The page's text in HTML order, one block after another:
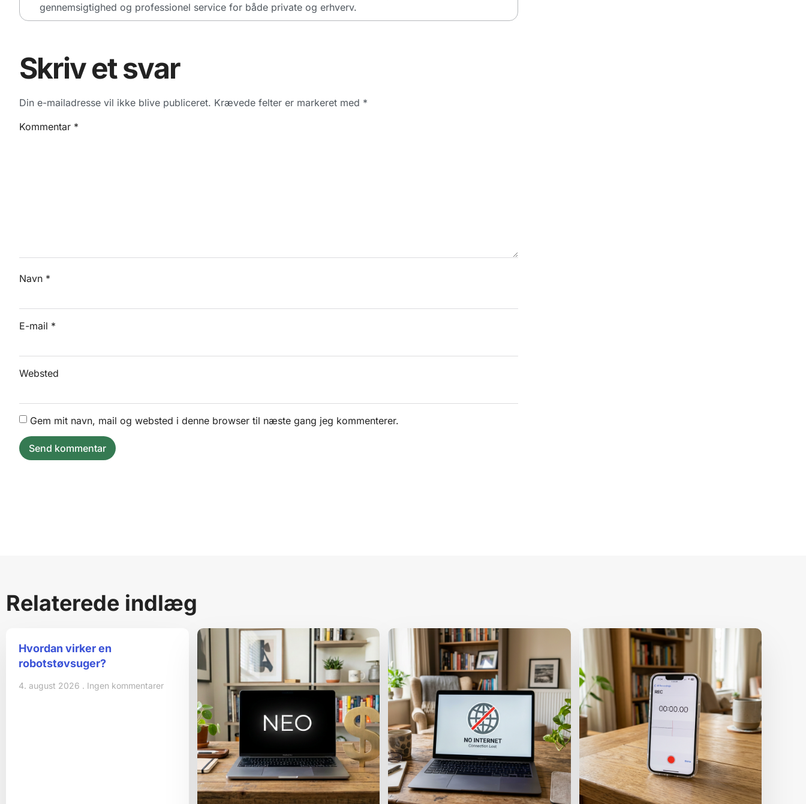
gennemsigtighed og professionel service for både private og erhverv.
Skriv et svar
Din e-mailadresse vil ikke blive publiceret. Krævede felter er markeret med *
Kommentar *
Navn *
E-mail *
Websted
Gem mit navn, mail og websted i denne browser til næste gang jeg kommenterer.
Relaterede indlæg
Hvordan virker en
robotstøvsuger?
4. august 2026 Ingen kommentarer